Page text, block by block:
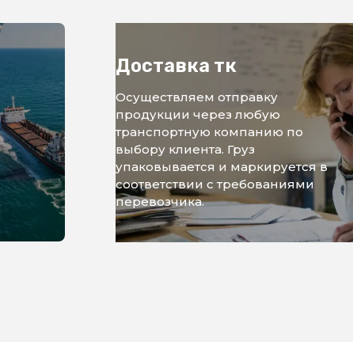
Доставка тк
Осуществляем отправку
продукции через любую
транспортную компанию по
выбору клиента. Груз
упаковывается и маркируется в
соответствии с требованиями
перевозчика.